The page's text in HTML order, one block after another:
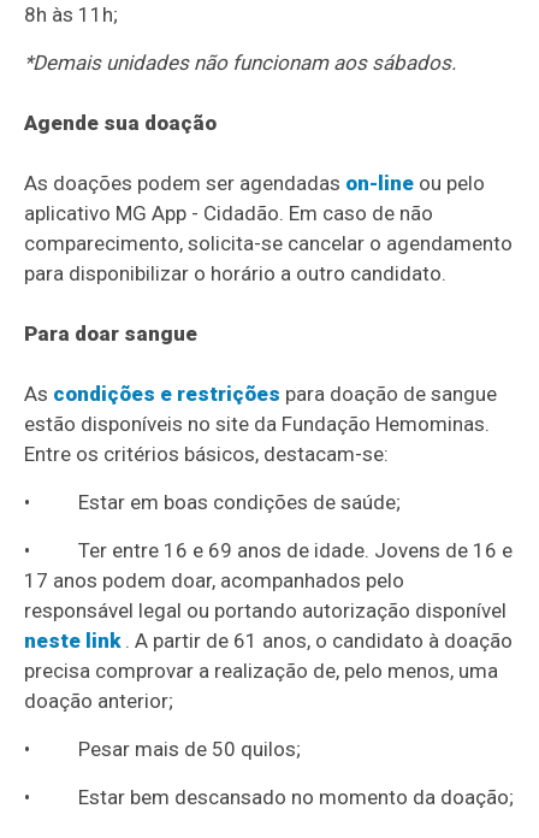
8h às 11h;
*Demais unidades não funcionam aos sábados.
Agende sua doação
As doações podem ser agendadas on-line ou pelo
aplicativo MG App - Cidadão. Em caso de não
comparecimento, solicita-se cancelar o agendamento
para disponibilizar o horário a outro candidato.
Para doar sangue
As condições e restrições para doação de sangue
estão disponíveis no site da Fundação Hemominas.
Entre os critérios básicos, destacam-se:
• Estar em boas condições de saúde;
• Ter entre 16 e 69 anos de idade. Jovens de 16 e
17 anos podem doar, acompanhados pelo
responsável legal ou portando autorização disponível
neste link. A partir de 61 anos, o candidato à doação
precisa comprovar a realização de, pelo menos, uma
doação anterior;
• Pesar mais de 50 quilos;
• Estar bem descansado no momento da doação;